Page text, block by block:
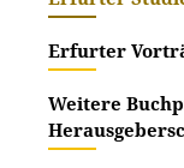
Erfurter
Weitere